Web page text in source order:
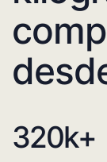
320k+